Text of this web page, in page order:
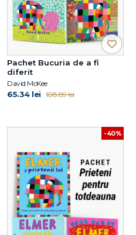
Pachet Bucuria de a fi
diferit
David McKee
65.34 lei 108.89 lei
-40%